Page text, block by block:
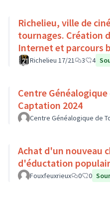
Richelieu, ville de
tournages. Création
Internet et parcours
Richelieu 17/21 3 4
Centre
Captation 2024
Centre Généalogique de
Achat d'un nouveau
d'éductation
Fouxfeuxrieux 0 0